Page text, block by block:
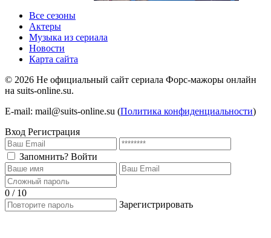
Все сезоны
Актеры
Музыка из сериала
Новости
Карта сайта
© 2026 Не официальный сайт сериала Форс-мажоры онлайн
на suits-online.su.
E-mail: mail@suits-online.su (Политика конфиденциальности)
Вход Регистрация
Запомнить? Войти
0 / 10
Зарегистрировать